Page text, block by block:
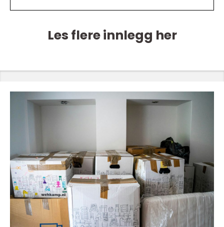
Les flere innlegg her